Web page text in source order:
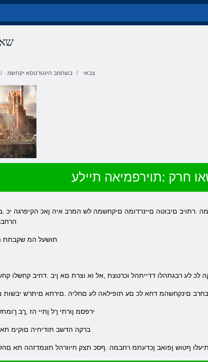
בשחמב היגטרטסא יקחשמ צבאי
חרק :תוירפמיאה תיילע
.תושעל המ שקבתת
לכ לע רבגתהלו דדייתהל וכרטצת ,אל וא וצרת םא ןיב .דחיב קחשלו
םינקחשהמ דחא לכ םע תופילאה לע םחליה .םירחא םיתרש
.ירפסמ ןורתי ךל ןתיי הז ,ךב
.ברקה הדשב תודיחיה םוקימ תאו
ףטוש ןפואב ןכדעתמ רחבמה .ףסכ תצק חיוורהל תונמדזהה תא